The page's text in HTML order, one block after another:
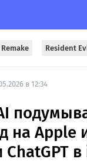
Resident
в 12:34
на Apple
в